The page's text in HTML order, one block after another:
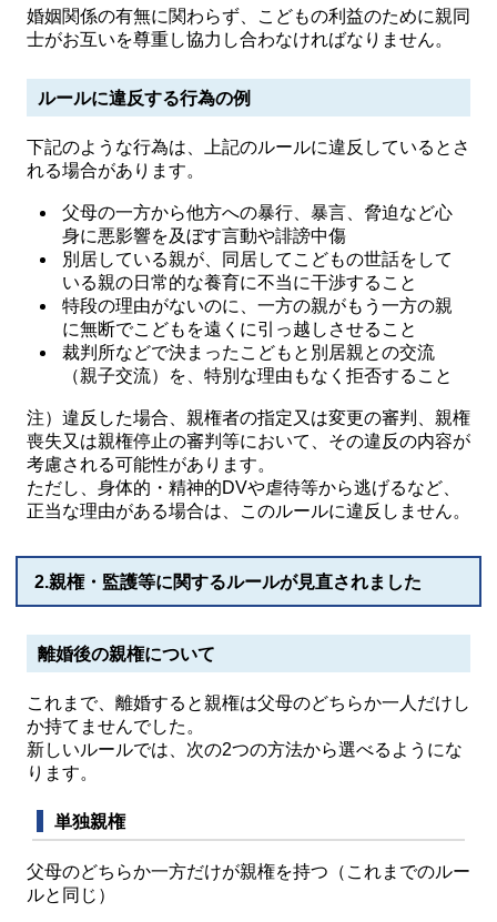
婚姻関係の有無に関わらず、こどもの利益のために親同
士がお互いを尊重し協力し合わなければなりません。
ルールに違反する行為の例
下記のような行為は、上記のルールに違反しているとさ
れる場合があります。
父母の一方から他方への暴行、暴言、脅迫など心
身に悪影響を及ぼす言動や誹謗中傷
別居している親が、同居してこどもの世話をして
いる親の日常的な養育に不当に干渉すること
特段の理由がないのに、一方の親がもう一方の親
に無断でこどもを遠くに引っ越しさせること
裁判所などで決まったこどもと別居親との交流
（親子交流）を、特別な理由もなく拒否すること
注）違反した場合、親権者の指定又は変更の審判、親権
喪失又は親権停止の審判等において、その違反の内容が
考慮される可能性があります。
ただし、身体的・精神的DVや虐待等から逃げるなど、
正当な理由がある場合は、このルールに違反しません。
2.親権・監護等に関するルールが見直されました
離婚後の親権について
これまで、離婚すると親権は父母のどちらか一人だけし
か持てませんでした。
新しいルールでは、次の2つの方法から選べるようにな
ります。
単独親権
父母のどちらか一方だけが親権を持つ（これまでのルー
ルと同じ）